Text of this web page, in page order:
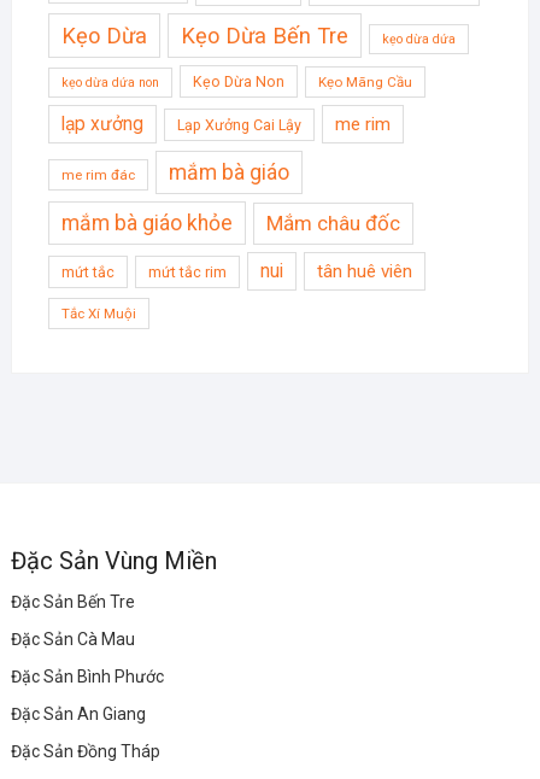
Kẹo Dừa Kẹo Dừa Bến Tre kẹo dừa dứa
kẹo dừa dứa non Kẹo Dừa Non Kẹo Mãng Cầu
lạp xưởng Lạp Xưởng Cai Lậy me rim
me rim đác mắm bà giáo
mắm bà giáo khỏe Mắm châu đốc
mứt tắc mứt tắc rim nui tân huê viên
Tắc Xí Muội
Đặc Sản Vùng Miền
Đặc Sản Bến Tre
Đặc Sản Cà Mau
Đặc Sản Bình Phước
Đặc Sản An Giang
Đặc Sản Đồng Tháp